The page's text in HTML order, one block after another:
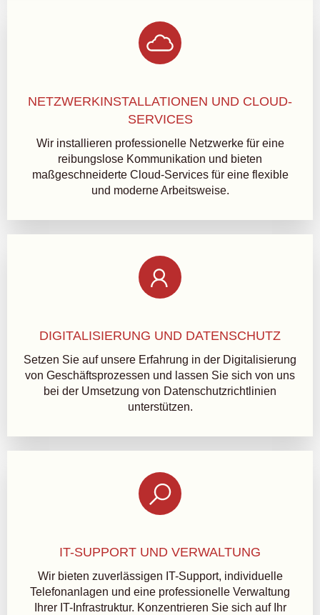
NETZWERKINSTALLATIONEN UND CLOUD-
SERVICES
Wir installieren professionelle Netzwerke für eine
reibungslose Kommunikation und bieten
maßgeschneiderte Cloud-Services für eine flexible
und moderne Arbeitsweise.
DIGITALISIERUNG UND DATENSCHUTZ
Setzen Sie auf unsere Erfahrung in der Digitalisierung
von Geschäftsprozessen und lassen Sie sich von uns
bei der Umsetzung von Datenschutzrichtlinien
unterstützen.
IT-SUPPORT UND VERWALTUNG
Wir bieten zuverlässigen IT-Support, individuelle
Telefonanlagen und eine professionelle Verwaltung
Ihrer IT-Infrastruktur. Konzentrieren Sie sich auf Ihr